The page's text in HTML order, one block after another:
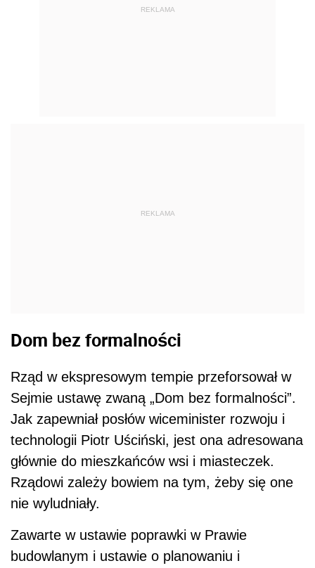
REKLAMA
REKLAMA
Dom bez formalności
Rząd w ekspresowym tempie przeforsował w
Sejmie ustawę zwaną „Dom bez formalności”.
Jak zapewniał posłów wiceminister rozwoju i
technologii Piotr Uściński, jest ona adresowana
głównie do mieszkańcówwsi i miasteczek.
Rządowi zależy bowiem na tym, żeby się one
nie wyludniały.
Zawarte w ustawie poprawki w Prawie
budowlanym i ustawie o planowaniu i